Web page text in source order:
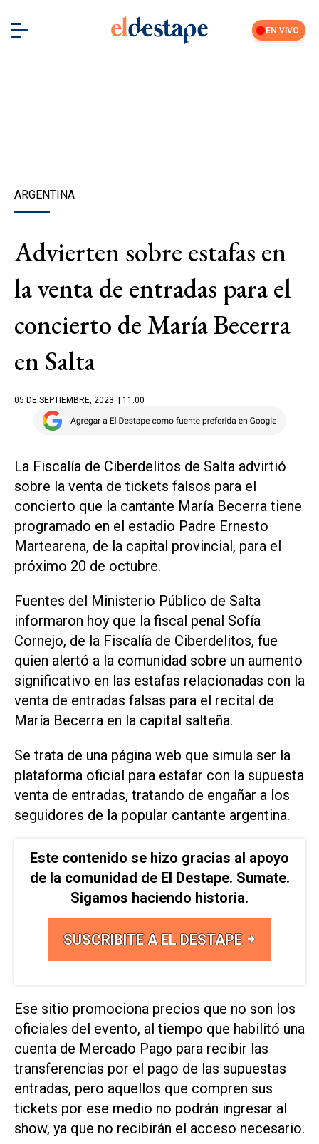
EN VIVO
ARGENTINA
Advierten sobre estafas en
la venta de entradas para el
concierto de María Becerra
en Salta
05 DE SEPTIEMBRE, 2023 | 11.00
La Fiscalía de Ciberdelitos de Salta advirtió
sobre la venta de tickets falsos para el
concierto que la cantante María Becerra tiene
programado en el estadio Padre Ernesto
Martearena, de la capital provincial, para el
próximo 20 de octubre.
Fuentes del Ministerio Público de Salta
informaron hoy que la fiscal penal Sofía
Cornejo, de la Fiscalía de Ciberdelitos, fue
quien alertó a la comunidad sobre un aumento
significativo en las estafas relacionadas con la
venta de entradas falsas para el recital de
María Becerra en la capital salteña.
Se trata de una página web que simula ser la
plataforma oficial para estafar con la supuesta
venta de entradas, tratando de engañar a los
seguidores de la popular cantante argentina.
Este contenido se hizo gracias al apoyo
de la comunidad de El Destape. Sumate.
Sigamos haciendo historia.
SUSCRIBITE A EL DESTAPE
Ese sitio promociona precios que no son los
oficiales del evento, al tiempo que habilitó una
cuenta de Mercado Pago para recibir las
transferencias por el pago de las supuestas
entradas, pero aquellos que compren sus
tickets por ese medio no podrán ingresar al
show, ya que no recibirán el acceso necesario.